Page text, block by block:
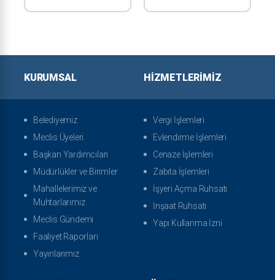
KURUMSAL
Belediyemiz
Meclis Üyeleri
Başkan Yardımcıları
Müdürlükler ve Birimler
Mahallelerimiz ve
Muhtarlarımız
Meclis Gündemi
Faaliyet Raporları
Yayınlarımız
HIZMETLERIMIZ
Vergi İşlemleri
Evlendirme İşlemleri
Cenaze İşlemleri
Zabıta İşlemleri
İşyeri Açma Ruhsatı
İnşaat Ruhsatı
Yapı Kullanma İzni